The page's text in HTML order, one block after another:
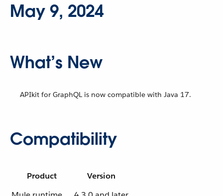
May 9, 2024
What’s New
APIkit for GraphQL is now compatible with Java 17.
Compatibility
Product
Version